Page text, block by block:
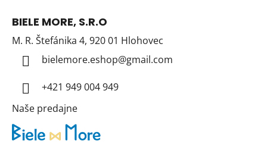
BIELE MORE, S.R.O
M. R. Štefánika 4, 920 01 Hlohovec
bielemore.eshop@gmail.com
+421 949 004 949
Naše predajne